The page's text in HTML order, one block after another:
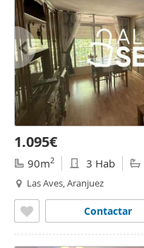
1.095€
90m2 3 Hab
Las Aves, Aranjuez
Contactar